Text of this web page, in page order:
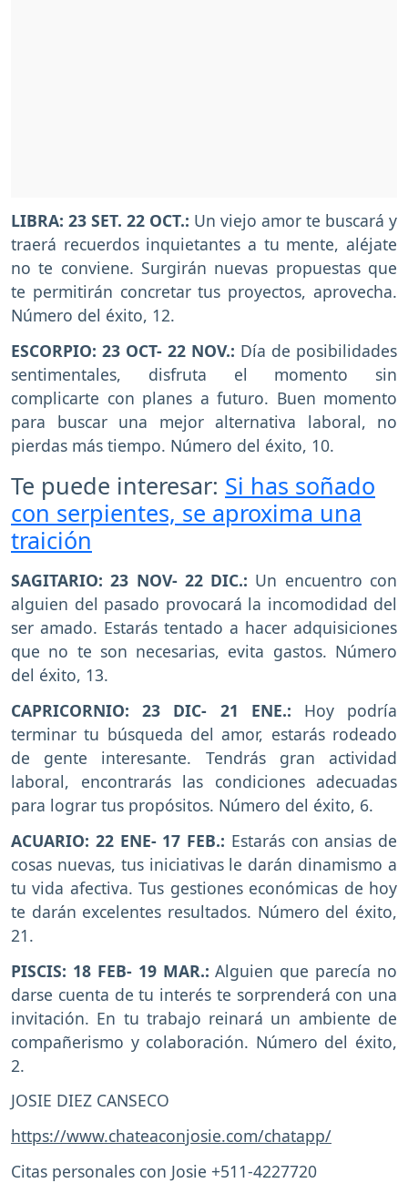
LIBRA: 23 SET. 22 OCT.: Un viejo amor te buscará y
traerá recuerdos inquietantes a tu mente, aléjate
no te conviene. Surgirán nuevas propuestas que
te permitirán concretar tus proyectos, aprovecha.
Número del éxito, 12.
ESCORPIO: 23 OCT- 22 NOV.: Día de posibilidades
sentimentales, disfruta el momento sin
complicarte con planes a futuro. Buen momento
para buscar una mejor alternativa laboral, no
pierdas más tiempo. Número del éxito, 10.
Te puede interesar: Si has soñado
con serpientes, se aproxima una
traición
SAGITARIO: 23 NOV- 22 DIC.: Un encuentro con
alguien del pasado provocará la incomodidad del
ser amado. Estarás tentado a hacer adquisiciones
que no te son necesarias, evita gastos. Número
del éxito, 13.
CAPRICORNIO: 23 DIC- 21 ENE.: Hoy podría
terminar tu búsqueda del amor, estarás rodeado
de gente interesante. Tendrás gran actividad
laboral, encontrarás las condiciones adecuadas
para lograr tus propósitos. Número del éxito, 6.
ACUARIO: 22 ENE- 17 FEB.: Estarás con ansias de
cosas nuevas, tus iniciativas le darán dinamismo a
tu vida afectiva. Tus gestiones económicas de hoy
te darán excelentes resultados. Número del éxito,
21.
PISCIS: 18 FEB- 19 MAR.: Alguien que parecía no
darse cuenta de tu interés te sorprenderá con una
invitación. En tu trabajo reinará un ambiente de
compañerismo y colaboración. Número del éxito,
2.
JOSIE DIEZ CANSECO
https://www.chateaconjosie.com/chatapp/
Citas personales con Josie +511-4227720